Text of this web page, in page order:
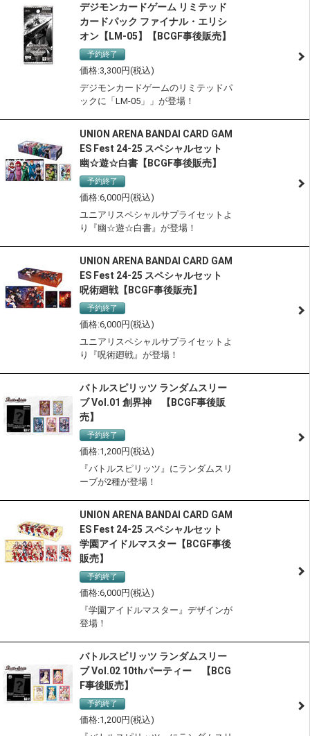
デジモンカードゲーム リミテッド
カードパック ファイナル・エリシ
オン【LM-05】【BCGF事後販売】
予約終了
3,300
デジモンカードゲームのリミテッドパ
ックに「LM-05」」が登場！
UNION ARENA BANDAI CARD GAM
ES Fest 24-25 スペシャルセット
幽☆遊☆白書【BCGF事後販売】
予約終了
6,000
ユニアリスペシャルサプライセットよ
り『幽☆遊☆白書』が登場！
UNION ARENA BANDAI CARD GAM
ES Fest 24-25 スペシャルセット
呪術廻戦【BCGF事後販売】
予約終了
6,000
ユニアリスペシャルサプライセットよ
り『呪術廻戦』が登場！
バトルスピリッツ ランダムスリー
ブ Vol.01 創界神 【BCGF事後販
売】
予約終了
1,200
『バトルスピリッツ』にランダムスリ
ーブが2種が登場！
UNION ARENA BANDAI CARD GAM
ES Fest 24-25 スペシャルセット
学園アイドルマスター【BCGF事後
販売】
予約終了
6,000
『学園アイドルマスター』デザインが
登場！
バトルスピリッツ ランダムスリー
ブ Vol.02 10thパーティー 【BCG
F事後販売】
予約終了
1,200